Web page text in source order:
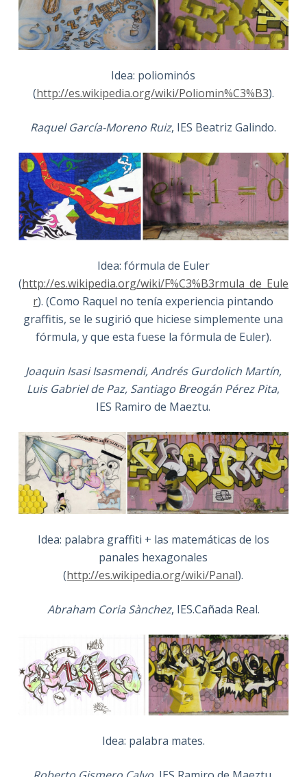
Idea: poliominós
(http://es.wikipedia.org/wiki/Poliomin%C3%B3).
Raquel García-Moreno Ruiz, IES Beatriz Galindo.
Idea: fórmula de Euler
(http://es.wikipedia.org/wiki/F%C3%B3rmula_de_Eule
r). (Como Raquel no tenía experiencia pintando
graffitis, se le sugirió que hiciese simplemente una
fórmula, y que esta fuese la fórmula de Euler).
Joaquin Isasi Isasmendi, Andrés Gurdolich Martín,
Luis Gabriel de Paz, Santiago Breogán Pérez Pita,
IES Ramiro de Maeztu.
Idea: palabra graffiti + las matemáticas de los
panales hexagonales
(http://es.wikipedia.org/wiki/Panal).
Abraham Coria Sànchez, IES.Cañada Real.
Idea: palabra mates.